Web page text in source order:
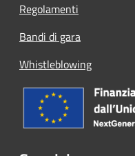
Regolamenti
Bandi di gara
Whistleblowing